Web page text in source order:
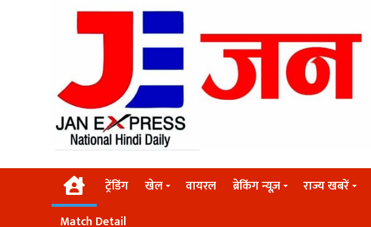
Homeट्रेंडिंग खेल वायरल ब्रेकिंग न्यूज़ राज्य खबरें
Match Detail